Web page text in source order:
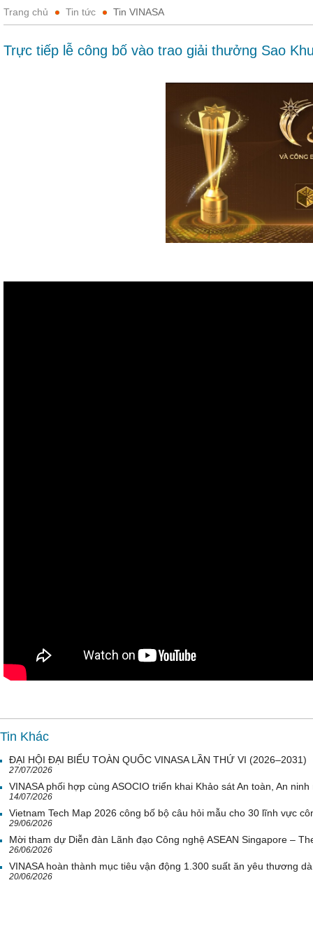
Trang chủ Tin tức Tin VINASA
Trực tiếp lễ công bố vào trao giải thưởng Sao
Tin Khác
ĐẠI HỘI ĐẠI BIỂU TOÀN QUỐC VINASA LẦN THỨ VI (2026–2031)
27/07/2026
VINASA phối hợp cùng ASOCIO triển khai Khảo sát An toàn, An
14/07/2026
Vietnam Tech Map 2026 công bố bộ câu hỏi mẫu cho 30 lĩnh vực
29/06/2026
Mời tham dự Diễn đàn Lãnh đạo Công nghệ ASEAN Singapore –
26/06/2026
VINASA hoàn thành mục tiêu vận động 1.300 suất ăn yêu thương
20/06/2026